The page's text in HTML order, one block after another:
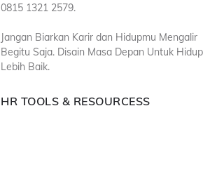
0815 1321 2579.
Jangan Biarkan Karir dan Hidupmu Mengalir
Begitu Saja. Disain Masa Depan Untuk Hidup
Lebih Baik.
HR TOOLS & RESOURCESS